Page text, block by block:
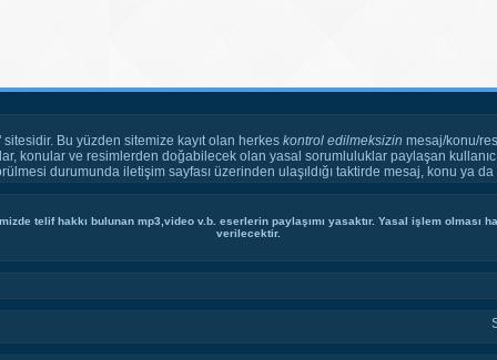
sitesidir. Bu yüzden sitemize kayıt olan herkes kontrol edilmeksizin mesaj/konu/
konular ve resimlerden doğabilecek olan yasal sorumluluklar paylaşan
durumunda iletişim sayfası üzerinden ulaşıldığı taktirde mesaj, konu ya
telif hakkı bulunan mp3,video v.b. eserlerin paylaşımı yasaktır. Yasal işlem
verilecektir.